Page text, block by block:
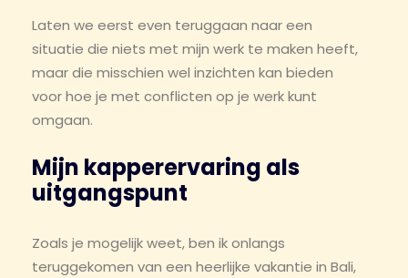
Laten we eerst even teruggaan naar een
situatie die niets met mijn werk te maken heeft,
maar die misschien wel inzichten kan bieden
voor hoe je met conflicten op je werk kunt
omgaan.
Mijn kapperervaring als
uitgangspunt
Zoals je mogelijk weet, ben ik onlangs
teruggekomen van een heerlijke vakantie in Bali,